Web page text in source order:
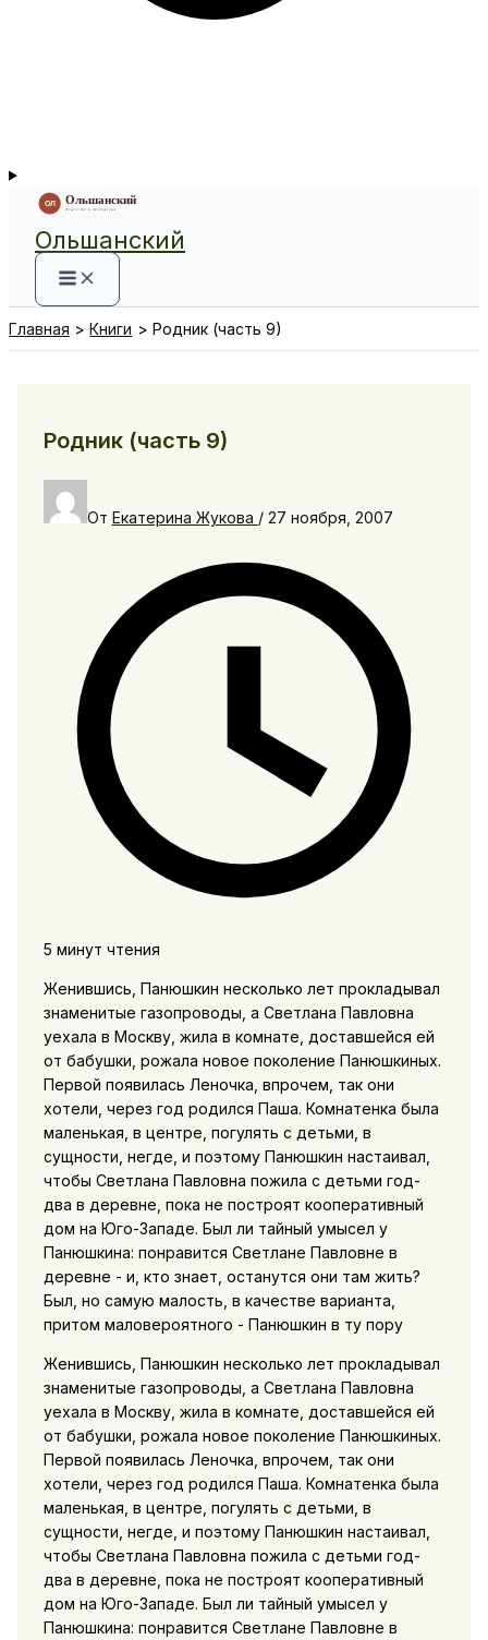
Ольшанский
Главная Книги Родник (часть 9)
Родник (часть 9)
От Екатерина Жукова / 27 ноября, 2007
5 минут чтения
Женившись, Панюшкин несколько лет прокладывал
знаменитые газопроводы, а Светлана Павловна
уехала в Москву, жила в комнате, доставшейся ей
от бабушки, рожала новое поколение Панюшкиных.
Первой появилась Леночка, впрочем, так они
хотели, через год родился Паша. Комнатенка была
маленькая, в центре, погулять с детьми, в
сущности, негде, и поэтому Панюшкин настаивал,
чтобы Светлана Павловна пожила с детьми год-
два в деревне, пока не построят кооперативный
дом на Юго-Западе. Был ли тайный умысел у
Панюшкина: понравится Светлане Павловне в
деревне - и, кто знает, останутся они там жить?
Был, но самую малость, в качестве варианта,
притом маловероятного - Панюшкин в ту пору
Женившись, Панюшкин несколько лет прокладывал
знаменитые газопроводы, а Светлана Павловна
уехала в Москву, жила в комнате, доставшейся ей
от бабушки, рожала новое поколение Панюшкиных.
Первой появилась Леночка, впрочем, так они
хотели, через год родился Паша. Комнатенка была
маленькая, в центре, погулять с детьми, в
сущности, негде, и поэтому Панюшкин настаивал,
чтобы Светлана Павловна пожила с детьми год-
два в деревне, пока не построят кооперативный
дом на Юго-Западе. Был ли тайный умысел у
Панюшкина: понравится Светлане Павловне в